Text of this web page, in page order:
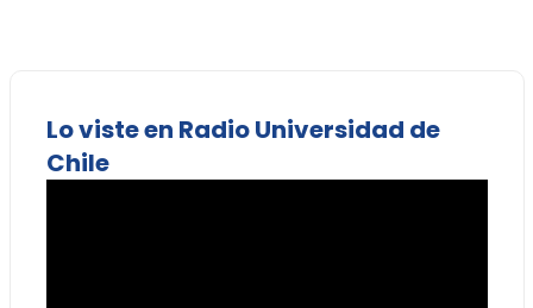
Lo viste en Radio Universidad de
Chile